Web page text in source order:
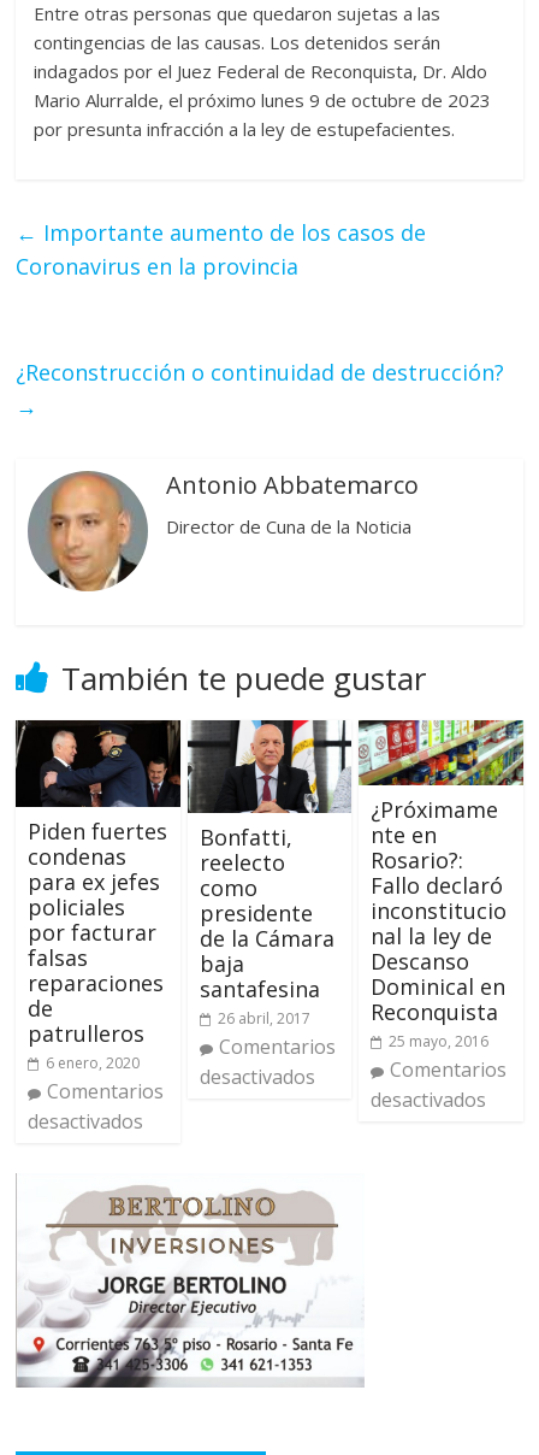
Entre otras personas que quedaron sujetas a las
contingencias de las causas. Los detenidos serán
indagados por el Juez Federal de Reconquista, Dr. Aldo
Mario Alurralde, el próximo lunes 9 de octubre de 2023
por presunta infracción a la ley de estupefacientes.
← Importante aumento de los casos de
Coronavirus en la provincia
¿Reconstrucción o continuidad de destrucción?
→
Antonio Abbatemarco
Director de Cuna de la Noticia
También te puede gustar
Piden fuertes
condenas
para ex jefes
policiales
por facturar
falsas
reparaciones
de
patrulleros
6 enero, 2020
Comentarios
desactivados
Bonfatti,
reelecto
como
presidente
de la Cámara
baja
santafesina
26 abril, 2017
Comentarios
desactivados
¿Próximame
nte en
Rosario?:
Fallo declaró
inconstitucio
nal la ley de
Descanso
Dominical en
Reconquista
25 mayo, 2016
Comentarios
desactivados